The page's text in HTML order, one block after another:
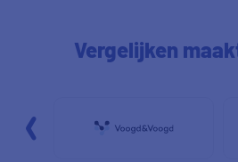
Vergelijken